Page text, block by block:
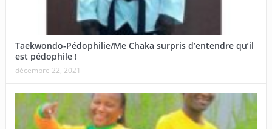
Taekwondo-Pédophilie/Me Chaka surpris d’entendre qu’il
est pédophile !
décembre 22, 2021